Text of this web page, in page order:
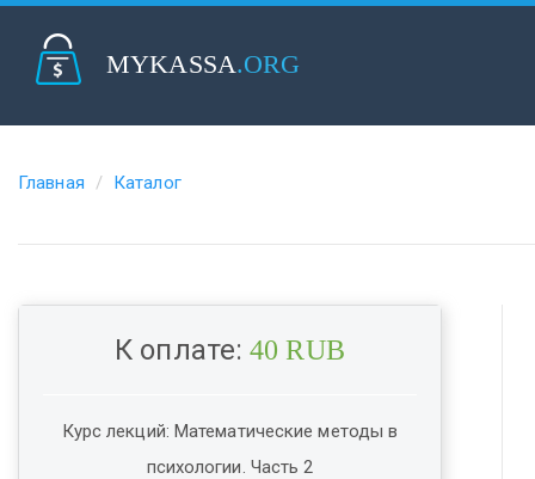
MYKASSA.ORG
Главная Каталог
К оплате:40 RUB
Курс лекций: Математические методы в
психологии. Часть 2